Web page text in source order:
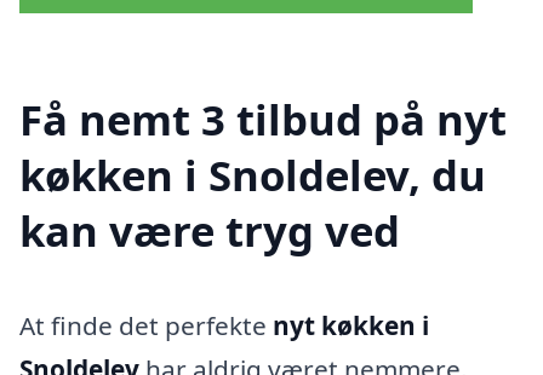
Få nemt 3 tilbud på nyt
køkken i Snoldelev, du
kan være tryg ved
At finde det perfekte nyt køkken i